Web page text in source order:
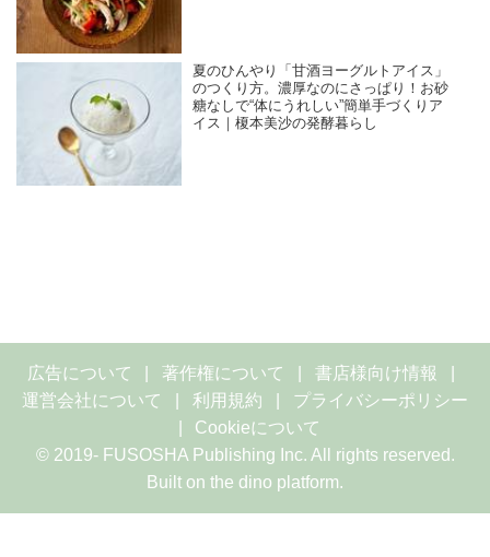
夏のひんやり「甘酒ヨーグルトアイス」
のつくり方。濃厚なのにさっぱり！お砂
糖なしで“体にうれしい”簡単手づくりア
イス｜榎本美沙の発酵暮らし
広告について 著作権について
書店様向け情報
運営会社について
利用規約
プライバシーポリシー
Cookieについて
© 2019- FUSOSHA Publishing Inc. All rights reserved.
Built on the dino platform.